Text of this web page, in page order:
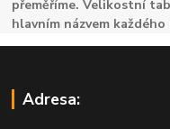
přeměříme. Velikostní
hlavním názvem
Adresa: